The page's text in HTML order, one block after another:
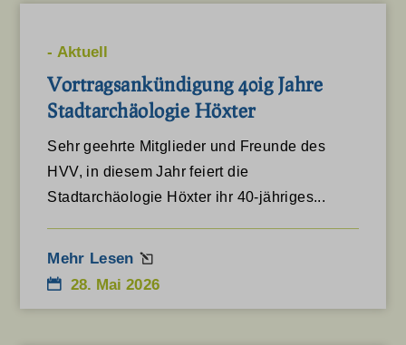
Vortragsankündigung 40ig Jahre
Stadtarchäologie Höxter
28. Mai 2026
- Aktuell
Sehr geehrte Mitglieder und Freunde des
HVV, in diesem Jahr feiert die
Stadtarchäologie Höxter ihr 40-jähriges...
Mehr Lesen